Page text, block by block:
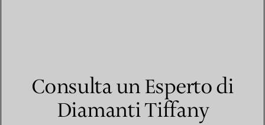
Consulta un Esperto di
Diamanti Tiffany